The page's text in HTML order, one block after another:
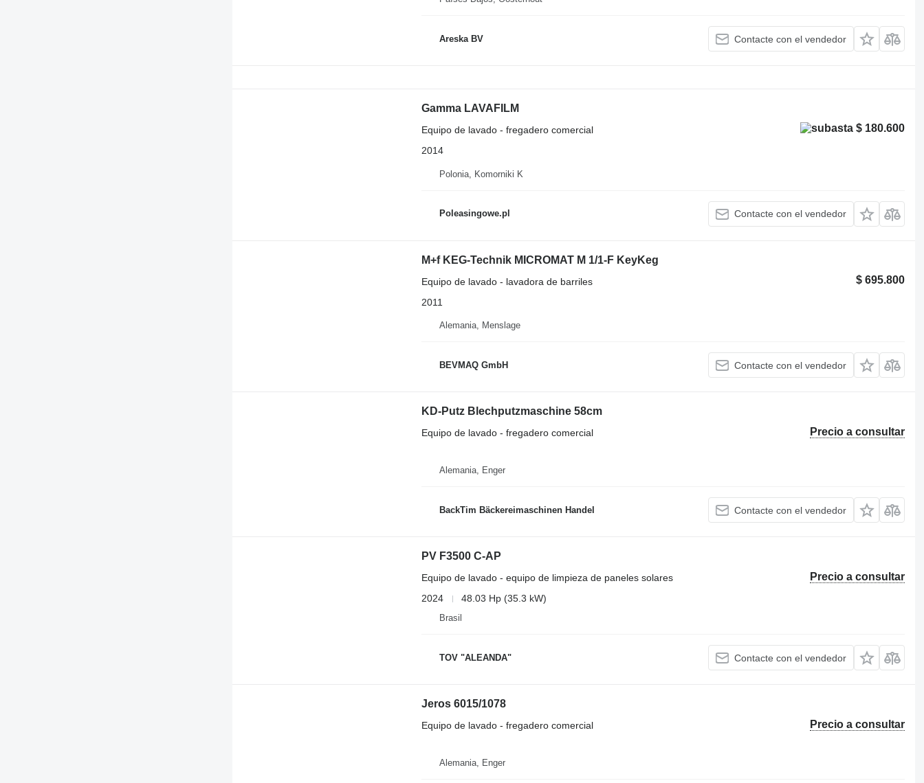
Areska BV Contacte con el vendedor
Gamma LAVAFILM
$ 180.600
Equipo de lavado - fregadero comercial
2014
Polonia, Komorniki K
Poleasingowe.pl Contacte con el vendedor
M+f KEG-Technik MICROMAT M 1/1-F KeyKeg
$ 695.800
Equipo de lavado - lavadora de barriles
2011
Alemania, Menslage
BEVMAQ GmbH Contacte con el vendedor
KD-Putz Blechputzmaschine 58cm
Precio a consultar
Equipo de lavado - fregadero comercial
Alemania, Enger
BackTim Bäckereimaschinen Handel Contacte con el vendedor
PV F3500 C-AP
Precio a consultar
Equipo de lavado - equipo de limpieza de paneles solares
2024
48.03 Hp (35.3 kW)
Brasil
TOV "ALEANDA" Contacte con el vendedor
Jeros 6015/1078
Precio a consultar
Equipo de lavado - fregadero comercial
Alemania, Enger